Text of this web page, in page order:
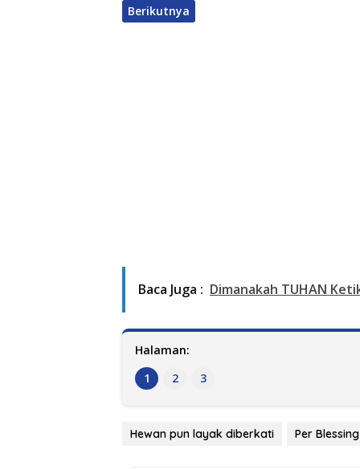
Berikutnya
Baca Juga : Dimanakah TUHAN
Halaman:
1
2 3
Hewan pun layak diberkati Per Blessing